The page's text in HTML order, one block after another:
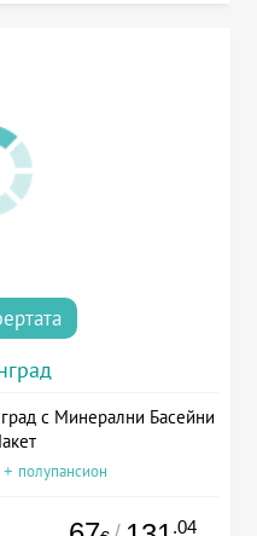
с Минерални Басейни
полупансион
.04